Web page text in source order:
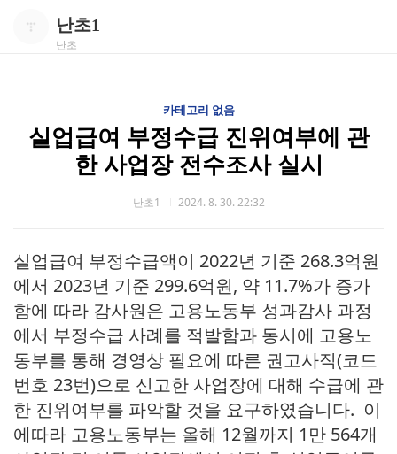
난초1
난초
카테고리 없음
실업급여 부정수급 진위여부에 관
한 사업장 전수조사 실시
난초1 2024. 8. 30. 22:32
실업급여 부정수급액이 2022년 기준 268.3억원
에서 2023년 기준 299.6억원, 약 11.7%가 증가
함에 따라 감사원은 고용노동부 성과감사 과정
에서 부정수급 사례를 적발함과 동시에 고용노
동부를 통해 경영상 필요에 따른 권고사직(코드
번호 23번)으로 신고한 사업장에 대해 수급에 관
한 진위여부를 파악할 것을 요구하였습니다. 이
에따라 고용노동부는 올해 12월까지 1만 564개